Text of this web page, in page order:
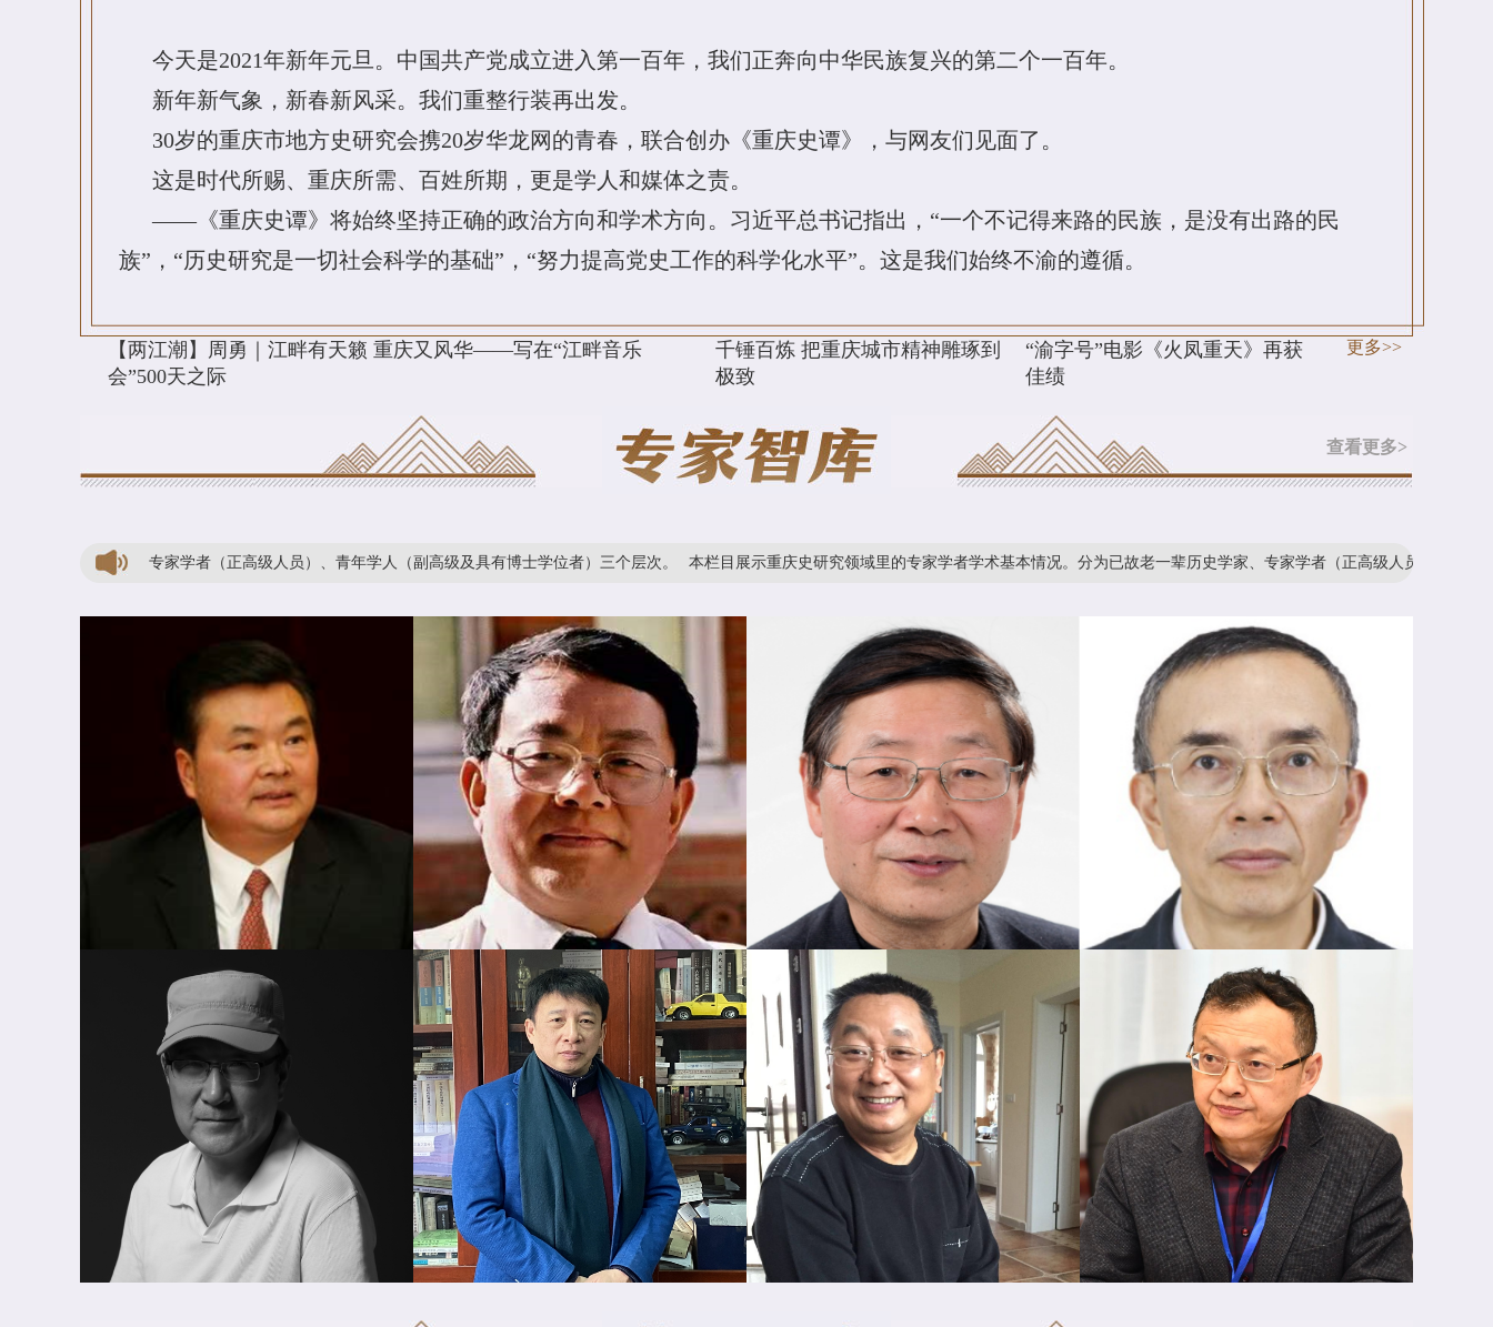
今天是2021年新年元旦。中国共产党成立进入第一百年，我们正奔向中华民族复兴的第二个一百年。
新年新气象，新春新风采。我们重整行装再出发。
30岁的重庆市地方史研究会携20岁华龙网的青春，联合创办《重庆史谭》，与网友们见面了。
这是时代所赐、重庆所需、百姓所期，更是学人和媒体之责。
——《重庆史谭》将始终坚持正确的政治方向和学术方向。习近平总书记指出，“一个不记得来路的民族，是没有出路的民
族”，“历史研究是一切社会科学的基础”，“努力提高党史工作的科学化水平”。这是我们始终不渝的遵循。
【两江潮】周勇｜江畔有天籁 重庆又风华——写在“江畔音乐
会”500天之际
千锤百炼 把重庆城市精神雕琢到
极致
“渝字号”电影《火凤重天》再获
佳绩
更多>>
查看更多>
学家、专家学者（正高级人员）、青年学人（副高级及具有博士学位者）三个层次。 本栏目展示重庆史研究领域里的专家学者学术基本情况。分为已故老一辈历史学家、专家学者（正高级人员）、青年学人（副高